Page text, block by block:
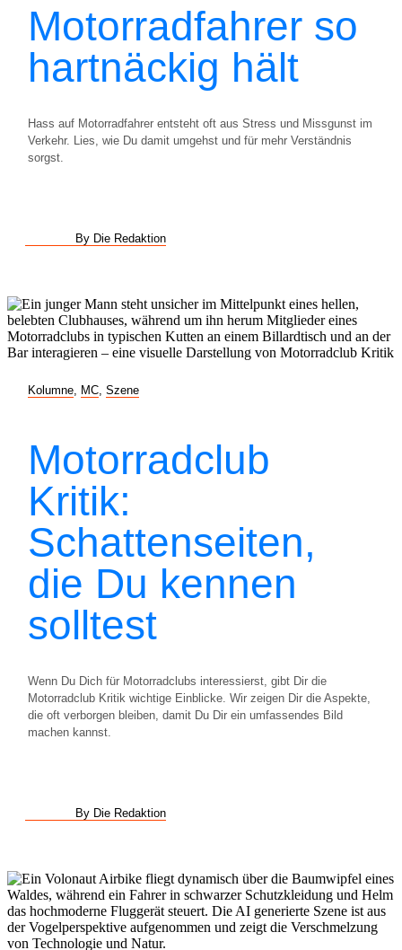
Motorradfahrer so
hartnäckig hält
Hass auf Motorradfahrer entsteht oft aus Stress und Missgunst im
Verkehr. Lies, wie Du damit umgehst und für mehr Verständnis
sorgst.
By Die Redaktion
Kolumne MC Szene
Motorradclub
Kritik:
Schattenseiten,
die Du kennen
solltest
Wenn Du Dich für Motorradclubs interessierst, gibt Dir die
Motorradclub Kritik wichtige Einblicke. Wir zeigen Dir die Aspekte,
die oft verborgen bleiben, damit Du Dir ein umfassendes Bild
machen kannst.
By Die Redaktion